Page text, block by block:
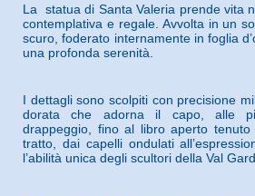
La statua di Santa Valeria prende vita
contemplativa e regale. Avvolta in un
scuro, foderato internamente in foglia
una profonda serenità.
I dettagli sono scolpiti con precisione
dorata che adorna il capo, alle
drappeggio, fino al libro aperto tenuto
tratto, dai capelli ondulati
l’abilità unica degli scultori della Val